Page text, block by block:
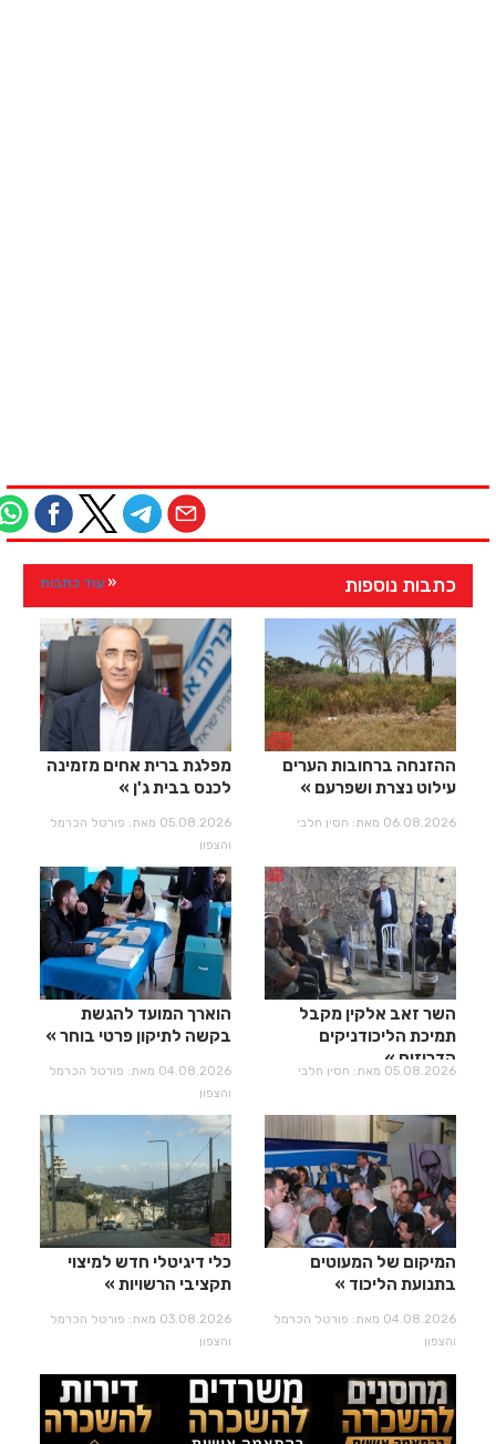
כתבות נוספות עוד כתבות
ההזנחה ברחובות הערים
עילוט נצרת ושפרעם
06.08.2026 מאת: חסין חלבי
מפלגת ברית אחים מזמינה
לכנס בבית ג'ן
05.08.2026 מאת: פורטל הכרמל
והצפון
השר זאב אלקין מקבל
תמיכת הליכודניקים
הדרוזים
05.08.2026 מאת: חסין חלבי
הוארך המועד להגשת
בקשה לתיקון פרטי בוחר
04.08.2026 מאת: פורטל הכרמל
והצפון
המיקום של המעוטים
בתנועת הליכוד
04.08.2026 מאת: פורטל הכרמל
והצפון
כלי דיגיטלי חדש למיצוי
תקציבי הרשויות
03.08.2026 מאת: פורטל הכרמל
והצפון